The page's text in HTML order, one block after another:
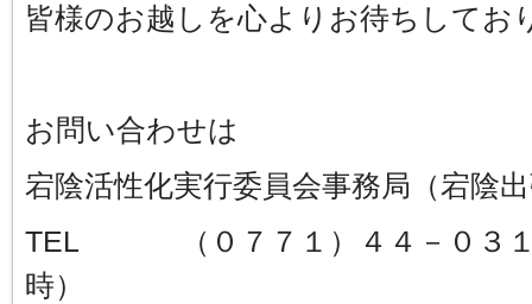
皆様のお越しを心よりお待ちしてお
お問い合わせは
宕陰活性化実行委員会事務局（
TEL （０７７１）４４－０３１
時）